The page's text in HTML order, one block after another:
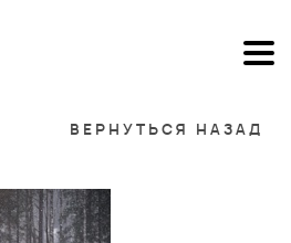
ВЕРНУТЬСЯ НАЗАД